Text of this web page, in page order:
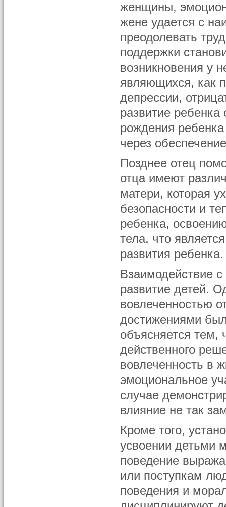
женщины,
жене удается с
преодолевать
поддержки
возникновения у
являющихся, как
депрессии,
развитие
рождения ребенка
через
Позднее отец
отца имеют
матери, которая
безопасности и
ребенка,
тела, что
развития ребенка.
Взаимодействие
развитие детей.
вовлеченностью
достижениями
объясняется тем,
действенного
вовлеченность в
эмоциональное
случае
влияние не так
Кроме того,
усвоении детьми
поведение
или поступкам
поведения и